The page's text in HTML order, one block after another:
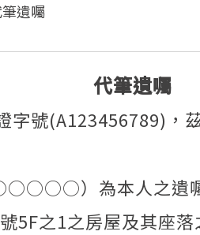
遺囑
代筆遺囑
(A123456789)，茲
）為本人之遺囑
之1之房屋及其座落